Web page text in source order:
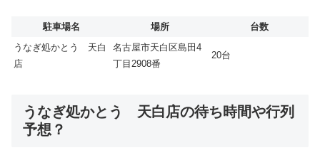
駐車場名 場所
台数
うなぎ処かとう 天白
店
名古屋市天白区島田4
丁目2908番
20台
うなぎ処かとう 天白店の待ち時間や行列
予想？